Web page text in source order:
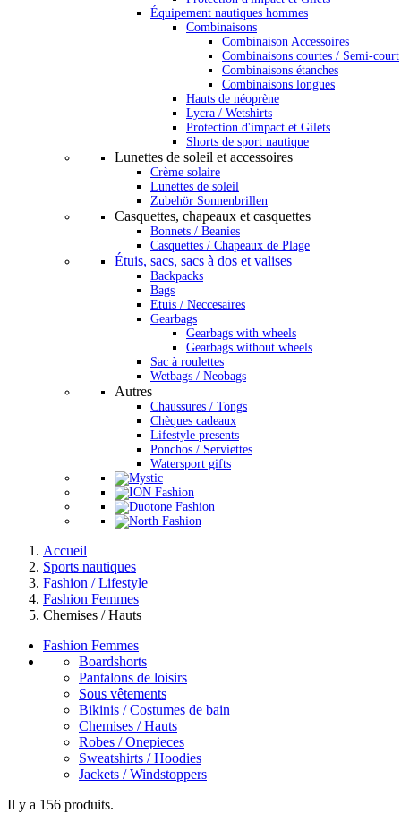
Équipement nautiques hommes
Combinaisons
Combinaison Accessoires
Combinaisons courtes / Semi-court
Combinaisons étanches
Combinaisons longues
Hauts de néoprène
Lycra / Wetshirts
Protection d'impact et Gilets
Shorts de sport nautique
Lunettes de soleil et accessoires
Crème solaire
Lunettes de soleil
Zubehör Sonnenbrillen
Casquettes, chapeaux et casquettes
Bonnets / Beanies
Casquettes / Chapeaux de Plage
Étuis, sacs, sacs à dos et valises
Backpacks
Bags
Etuis / Neccesaires
Gearbags
Gearbags with wheels
Gearbags without wheels
Sac à roulettes
Wetbags / Neobags
Autres
Chaussures / Tongs
Chèques cadeaux
Lifestyle presents
Ponchos / Serviettes
Watersport gifts
Accueil
Sports nautiques
Fashion / Lifestyle
Fashion Femmes
Chemises / Hauts
Fashion Femmes
Boardshorts
Pantalons de loisirs
Sous vêtements
Bikinis / Costumes de bain
Chemises / Hauts
Robes / Onepieces
Sweatshirts / Hoodies
Jackets / Windstoppers
Il y a 156 produits.